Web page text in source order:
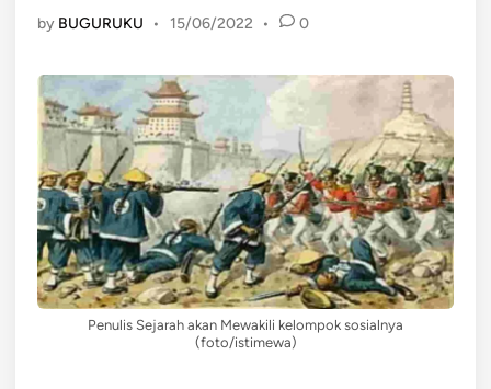
by BUGURUKU • 15/06/2022 • 0
Penulis Sejarah akan Mewakili kelompok sosialnya
(foto/istimewa)